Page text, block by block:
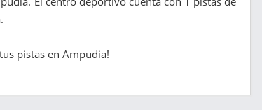
pistas en Ampudia!